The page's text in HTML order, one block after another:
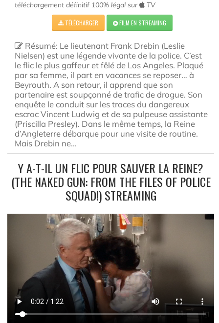
téléchargement définitif 100% légal sur
TV
TÉLÉCHARGER FILM EN STREAMING
Résumé: Le lieutenant Frank Drebin (Leslie
Nielsen) est une légende vivante de la police. C’est
le flic le plus gaffeur et fêlé de Los Angeles. Plaqué
par sa femme, il part en vacances se reposer… à
Beyrouth. A son retour, il apprend que son
partenaire est soupçonné de trafic de drogue. Son
enquête le conduit sur les traces du dangereux
escroc Vincent Ludwig et de sa pulpeuse assistante
(Priscilla Presley). Dans le même temps, la Reine
d’Angleterre débarque pour une visite de routine.
Mais Drebin ne...
Y A-T-IL UN FLIC POUR SAUVER LA REINE?
(THE NAKED GUN: FROM THE FILES OF POLICE
SQUAD!) STREAMING